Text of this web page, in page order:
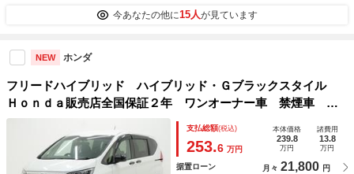
今あなたの他に15人が見ています
NEW ホンダ
フリードハイブリッド ハイブリッド・Ｇブラックスタイル
Ｈｏｎｄａ販売店全国保証２年 ワンオーナー車 禁煙車 ７
インチナビ（ＶＸＭ－２３４ＶＦｉ） フルセグ リアカメ
ラ ＥＴＣ 前後ドラレコ 衝突軽減ブレーキ 両側電動ド
ア シートヒーター ウォークスルー
支払総額(税込)
253.6 万円
本体価格
239.8
万円
諸費用
13.8
万円
据置ローン 月々 21,800 円